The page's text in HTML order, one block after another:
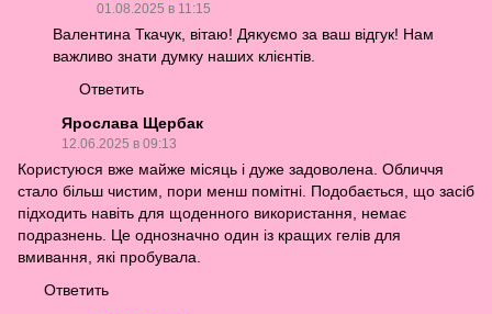
01.08.2025 в 11:15
Валентина Ткачук, вітаю! Дякуємо за ваш відгук! Нам
важливо знати думку наших клієнтів.
Ответить
Ярослава Щербак
12.06.2025 в 09:13
Користуюся вже майже місяць і дуже задоволена. Обличчя
стало більш чистим, пори менш помітні. Подобається, що засіб
підходить навіть для щоденного використання, немає
подразнень. Це однозначно один із кращих гелів для
вмивання, які пробувала.
Ответить